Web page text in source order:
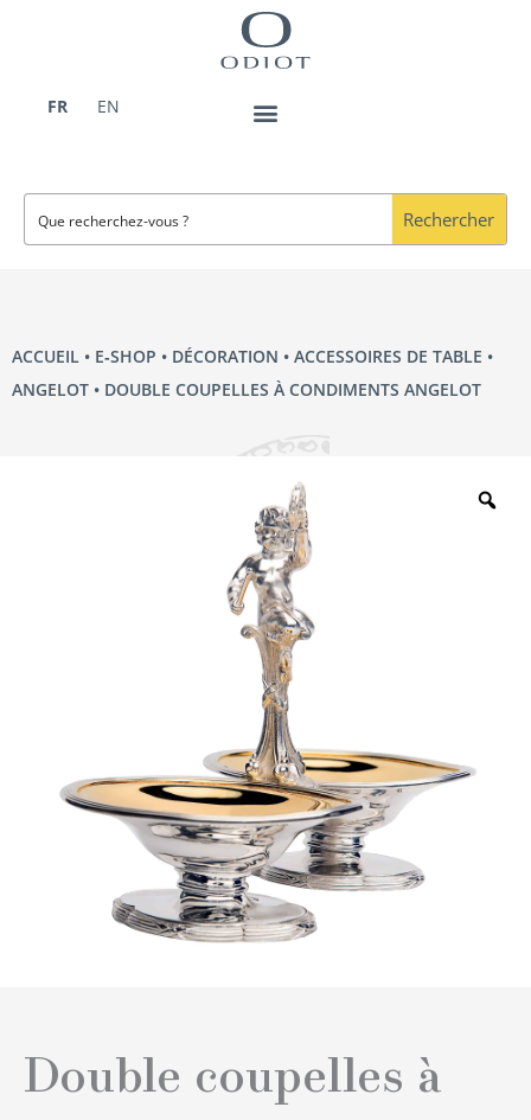
FR
EN
Rechercher
ACCUEIL • E‑SHOP • DÉCORATION • ACCESSOIRES DE TABLE •
ANGELOT • DOUBLE COUPELLES À CONDIMENTS ANGELOT
Double coupelles à